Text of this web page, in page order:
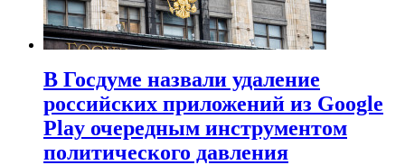
В Госдуме назвали удаление
российских приложений из Google
Play очередным инструментом
политического давления